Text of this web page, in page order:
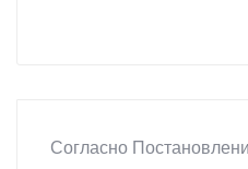
Согласно